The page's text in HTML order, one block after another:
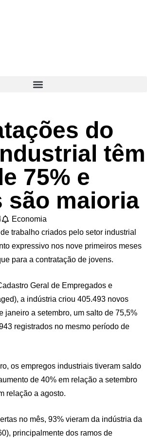
do
têm
75% e
são maioria
Economia
trabalho criados pelo setor industrial
expressivo nos nove primeiros meses
para a contratação de jovens.
Geral de Empregados e
a indústria criou 405.493 novos
janeiro a setembro, um salto de 75,5%
registrados no mesmo período de
os empregos industriais tiveram saldo
de 40% em relação a setembro
relação a agosto.
no mês, 93% vieram da indústria da
principalmente dos ramos de